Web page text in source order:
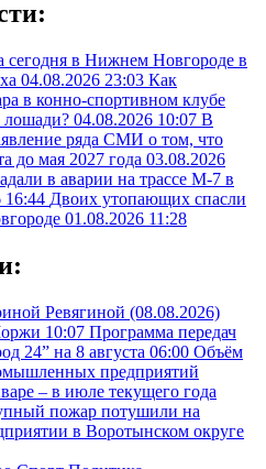
сегодня в Нижнем Новгороде в
04.08.2026 23:03 Как
в конно-спортивном клубе
04.08.2026 10:07 В
ряда СМИ о том, что
до мая 2027 года 03.08.2026
в аварии на трассе М-7 в
16:44 Двоих утопающих спасли
01.08.2026 11:28
Ревягиной (08.08.2026)
10:07 Программа передач
24” на 8 августа 06:00 Объём
предприятий
– в июле текущего года
пожар потушили на
в Воротынском округе